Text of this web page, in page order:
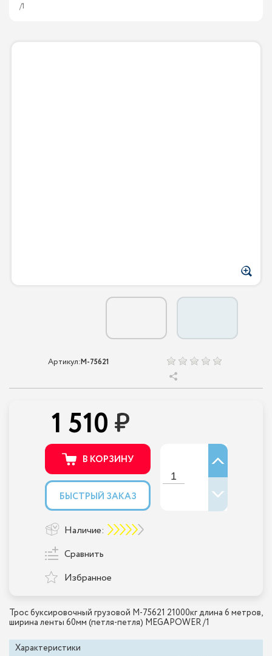
/1
Артикул:M-75621
Трос буксировочный грузовой M-75621 21000кг длина 6 метров,
ширина ленты 60мм (петля-петля) MEGAPOWER /1
Характеристики
1 510
В КОРЗИНУ
БЫСТРЫЙ ЗАКАЗ
Наличие:
Сравнить
Избранное